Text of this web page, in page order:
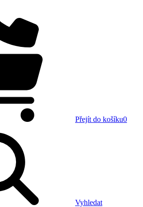
Přejít do košíku0
Vyhledat